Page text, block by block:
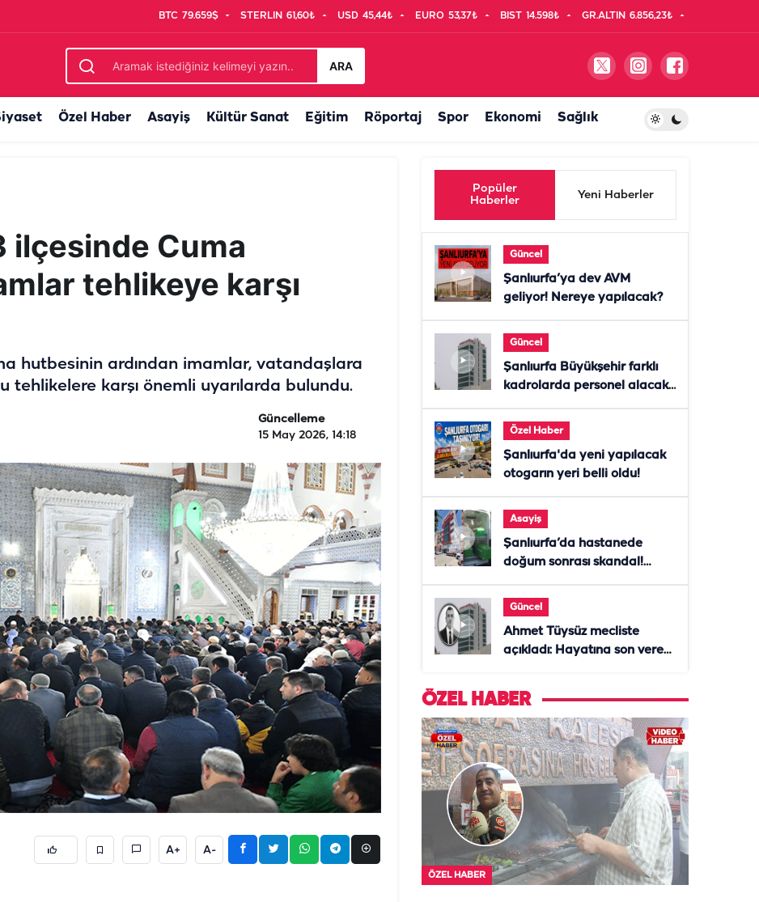
BTC 79.659$ STERLIN 61,60₺ USD 45,44₺ EURO 53,37₺ BIST 14.598₺ GR.ALTIN 6.856,23₺
ARA
Özel Haber Asayiş Kültür Sanat Eğitim Röportaj Spor Ekonomi Sağlık
ilçesinde Cuma
tehlikeye karşı
hutbesinin ardından imamlar, vatandaşlara
tehlikelere karşı önemli uyarılarda bulundu.
Güncelleme
15 May 2026, 14:18
A+ A-
Popüler
Haberler
Yeni Haberler
Güncel
Şanlıurfa’ya dev AVM
geliyor! Nereye yapılacak?
Güncel
Şanlıurfa Büyükşehir farklı
kadrolarda personel alacak!
Özel Haber
Şanlıurfa'da yeni yapılacak
otogarın yeri belli oldu!
Asayiş
Şanlıurfa’da hastanede
doğum sonrası skandal!
Güncel
Ahmet Tüysüz mecliste
açıkladı: Hayatına son veren
ÖZEL HABER
ÖZEL HABER